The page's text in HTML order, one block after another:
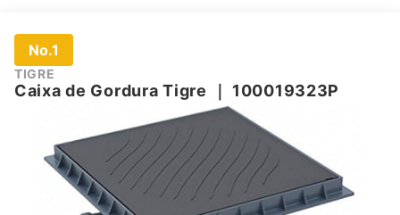
No.1
TIGRE
Caixa de Gordura Tigre ｜ 100019323P